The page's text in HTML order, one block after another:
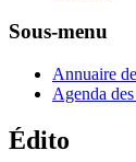
Sous-menu
Annuaire
Agenda
Édito